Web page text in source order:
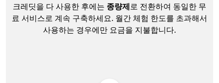
크레딧을 다 사용한 후에는 종량제로 전환하여 동일한 무
료 서비스로 계속 구축하세요. 월간 체험 한도를 초과해서
사용하는 경우에만 요금을 지불합니다.